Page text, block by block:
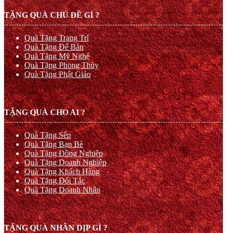
TẶNG QUÀ CHỦ ĐỀ GÌ ?
Quà Tặng Trang Trí
Quà Tặng Để Bàn
Quà Tặng Mỹ Nghệ
Quà Tặng Phong Thủy
Quà Tặng Phật Giáo
TẶNG QUÀ CHO AI ?
Quà Tặng Sếp
Quà Tặng Bạn Bè
Quà Tặng Đồng Nghiệp
Quà Tặng Doanh Nghiệp
Quà Tặng Khách Hàng
Quà Tặng Đối Tác
Quà Tặng Doanh Nhân
TẶNG QUÀ NHÂN DỊP GÌ ?